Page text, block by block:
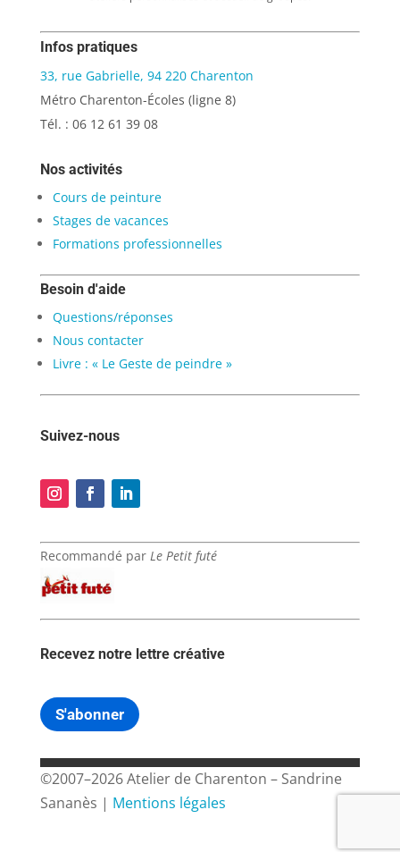
Infos pratiques
33, rue Gabrielle, 94 220 Charenton
Métro Charenton-Écoles (ligne 8)
Tél. : 06 12 61 39 08
Nos activités
Cours de peinture
Stages de vacances
Formations professionnelles
Besoin d'aide
Questions/réponses
Nous contacter
Livre : « Le Geste de peindre »
Suivez-nous
Recommandé par Le Petit futé
Recevez notre lettre créative
S'abonner
©2007–2026 Atelier de Charenton – Sandrine
Sananès | Mentions légales